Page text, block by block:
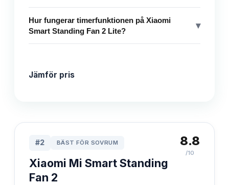
Hur fungerar timerfunktionen på Xiaomi
Smart Standing Fan 2 Lite?
▾
Jämför pris
#2 BÄST FÖR SOVRUM
Xiaomi Mi Smart Standing
Fan 2
8.8
/10